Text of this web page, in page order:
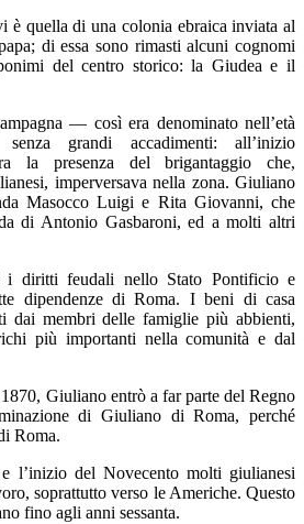
è quella di una colonia ebraica inviata al
di essa sono rimasti alcuni cognomi
del centro storico: la Giudea e il
— così era denominato nell’età
grandi accadimenti: all’inizio
la presenza del brigantaggio che,
imperversava nella zona. Giuliano
Masocco Luigi e Rita Giovanni, che
di Antonio Gasbaroni, ed a molti altri
diritti feudali nello Stato Pontificio e
dipendenze di Roma. I beni di casa
dai membri delle famiglie più abbienti,
più importanti nella comunità e dal
Giuliano entrò a far parte del Regno
di Giuliano di Roma, perché
Roma.
l’inizio del Novecento molti giulianesi
soprattutto verso le Americhe. Questo
fino agli anni sessanta.